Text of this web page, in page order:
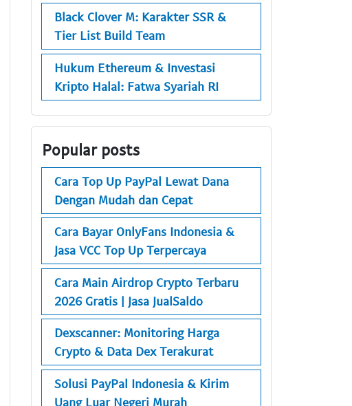
Black Clover M: Karakter SSR &
Tier List Build Team
Hukum Ethereum & Investasi
Kripto Halal: Fatwa Syariah RI
Popular posts
Cara Top Up PayPal Lewat Dana
Dengan Mudah dan Cepat
Cara Bayar OnlyFans Indonesia &
Jasa VCC Top Up Terpercaya
Cara Main Airdrop Crypto Terbaru
2026 Gratis | Jasa JualSaldo
Dexscanner: Monitoring Harga
Crypto & Data Dex Terakurat
Solusi PayPal Indonesia & Kirim
Uang Luar Negeri Murah